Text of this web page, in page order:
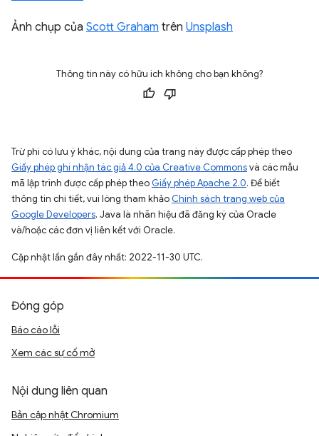
Ảnh chụp của Scott Graham trên Unsplash
Thông tin này có hữu ích không cho bạn không?
Trừ phi có lưu ý khác, nội dung của trang này được cấp phép theo
Giấy phép ghi nhận tác giả 4.0 của Creative Commonsvà các mẫu
mã lập trình được cấp phép theo Giấy phép Apache 2.0. Để biết
thông tin chi tiết, vui lòng tham khảo Chính sách trang web của
Google Developers. Java là nhãn hiệu đã đăng ký của Oracle
và/hoặc các đơn vị liên kết với Oracle.
Cập nhật lần gần đây nhất: 2022-11-30 UTC.
Đóng góp
Báo cáo lỗi
Xem các sự cố mở
Nội dung liên quan
Bản cập nhật Chromium